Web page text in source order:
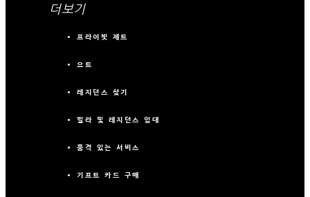
더보기
프라이빗 제트
요트
레지던스 찾기
빌라 및 레지던스 임대
품격 있는 서비스
기프트 카드 구매